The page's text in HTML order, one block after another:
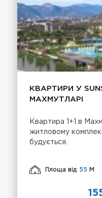
КВАРТИРИ У
МАХМУТЛАРІ
Квартира 1+1 в
житловому
будується.
Площа від 55 М